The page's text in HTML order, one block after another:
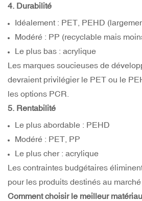
4. Durabilité
Idéalement : PET, PEHD
Modéré : PP (recyclable mais
Le plus bas : acrylique
Les marques soucieuses de
devraient privilégier le PET ou le
les options PCR.
5. Rentabilité
Le plus abordable : PEHD
Modéré : PET, PP
Le plus cher : acrylique
Les contraintes budgétaires
pour les produits destinés au marché
Comment choisir le meilleur